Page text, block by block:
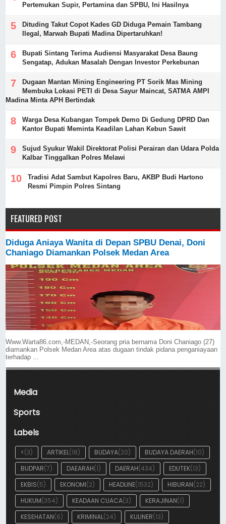
Pertemukan Supir, Pertamina dan SPBU, Ini Hasilnya
Dituding Takut Copot Kades GD Diduga Pemain Tambang
Ilegal, Marwah Bupati Madina Dipertaruhkan!
Bupati Sintang Terima Audiensi Masyarakat Desa Baung
Sengatap, Adukan Masalah Dengan Investor Perkebunan
Dugaan Mantan Mining Engineering PT Sorik Mas Mining
Membuka Lokasi PETI di Desa Sayur Maincat, SATMA AMPI
Madina Minta APH Bertindak
Warga Desa Kubangan Tompek Demo Di Gedung DPRD Dan
Kantor Bupati Meminta Keadilan Lahan Kebun Sawit
Sujud Syukur Wakil Direktorat Polisi Perairan dan Udara Polda
Kalbar Tinggalkan Polres Melawi
Tradisi Adat Sambut Kapolres Baru, AKBP Budi Hartono
Resmi Pimpin Polres Sintang
FEATURED POST
Diduga Aniaya Wanita di Depan SPBU Denai, Doni
Chaniago Diamankan Polsek Medan Area
Www.Warta86.com,-MEDAN,-Seorang pria bernama Doni Chaniago (27)
diamankan Polsek Medan Area atas dugaan tindak pidana penganiayaan
terhadap ...
Media
Sports
Labels
<(3) ARTIKEL(18) BUDAYA(20) BUDAYA DAERAH(10)
BUDPAR(7) DAEARAH(1) DAERAH(434) EDUTEK(13)
EKBIS(5) EKONOMI(2) HEADLINE(1532) HIBURAN(22)
HUKUM(354) KEADAAN CUACA(3) KERAJINAN(1)
KESEHATAN(6) KRIMINAL(24) KULINER(13)